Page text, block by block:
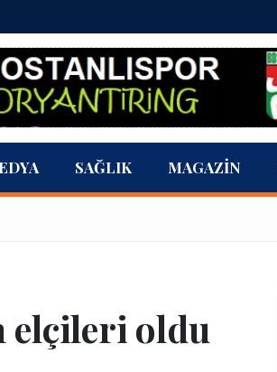
SAĞLIK MAGAZIN
elçileri oldu